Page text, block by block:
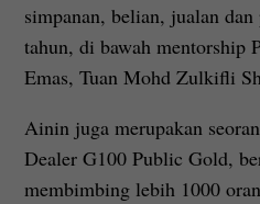
simpanan, belian, jualan dan
tahun, di bawah mentorship
Emas, Tuan Mohd Zulkifli
Ainin juga merupakan
Dealer G100 Public Gold,
membimbing lebih 1000